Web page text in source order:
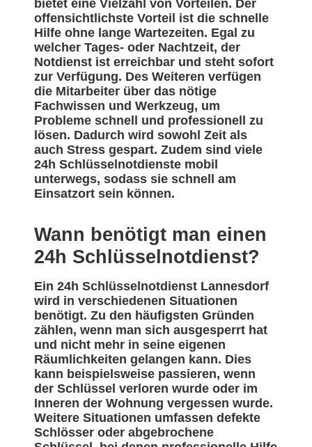
bietet eine Vielzahl von Vorteilen. Der
offensichtlichste Vorteil ist die schnelle
Hilfe ohne lange Wartezeiten. Egal zu
welcher Tages- oder Nachtzeit, der
Notdienst ist erreichbar und steht sofort
zur Verfügung. Des Weiteren verfügen
die Mitarbeiter über das nötige
Fachwissen und Werkzeug, um
Probleme schnell und professionell zu
lösen. Dadurch wird sowohl Zeit als
auch Stress gespart. Zudem sind viele
24h Schlüsselnotdienste mobil
unterwegs, sodass sie schnell am
Einsatzort sein können.
Wann benötigt man einen
24h Schlüsselnotdienst?
Ein 24h Schlüsselnotdienst Lannesdorf
wird in verschiedenen Situationen
benötigt. Zu den häufigsten Gründen
zählen, wenn man sich ausgesperrt hat
und nicht mehr in seine eigenen
Räumlichkeiten gelangen kann. Dies
kann beispielsweise passieren, wenn
der Schlüssel verloren wurde oder im
Inneren der Wohnung vergessen wurde.
Weitere Situationen umfassen defekte
Schlösser oder abgebrochene